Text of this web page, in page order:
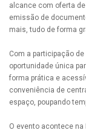
alcance com oferta
emissão de
mais, tudo de forma
Com a participação
oportunidade única
forma prática e
conveniência de
espaço, poupando
O evento acontece na